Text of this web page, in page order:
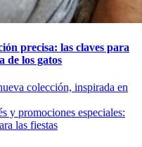
precisa: las claves para
de los gatos
colección, inspirada en
y promociones especiales:
las fiestas